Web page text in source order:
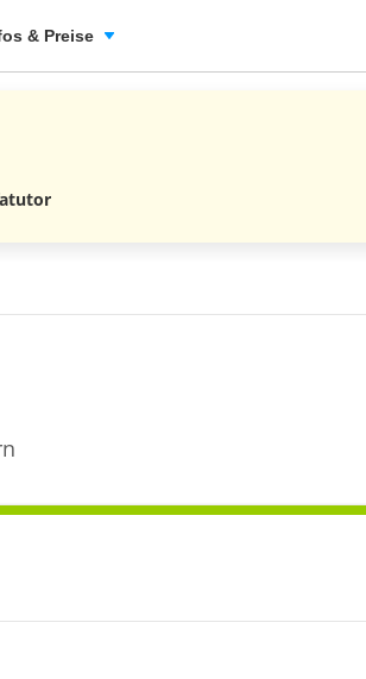
& Preise